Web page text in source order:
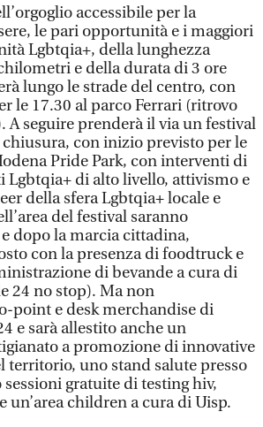
accessibile per la
le pari opportunità e i maggiori
Lgbtqia+, della lunghezza
e della durata di 3 ore
lungo le strade del centro, con
le 17.30 al parco Ferrari (ritrovo
A seguire prenderà il via un festival
con inizio previsto per le
Pride Park, con interventi di
di alto livello, attivismo e
della sfera Lgbtqia+ locale e
del festival saranno
dopo la marcia cittadina,
con la presenza di foodtruck e
di bevande a cura di
24 no stop). Ma non
point e desk merchandise di
e sarà allestito anche un
a promozione di innovative
territorio, uno stand salute presso
gratuite di testing hiv,
un’area children a cura di Uisp.